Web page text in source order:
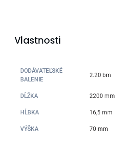
Vlastnosti
DODÁVATEĽSKÉ
BALENIE
2.20 bm
DĹŽKA 2200 mm
HĹBKA 16,5 mm
VÝŠKA 70 mm